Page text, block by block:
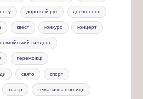
дорожній рух досягнення
квест конкурс концерт
олімпійський тиждень
переможці
свято спорт
театр тематична п'ятниця